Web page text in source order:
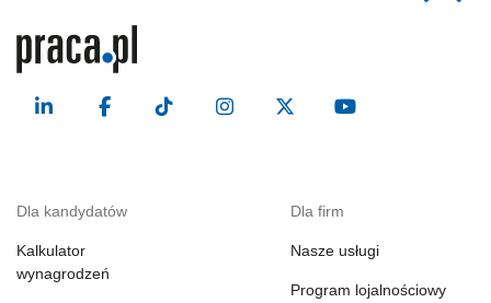
Dla kandydatów
Kalkulator
wynagrodzeń
Dla firm
Nasze usługi
Program lojalnościowy